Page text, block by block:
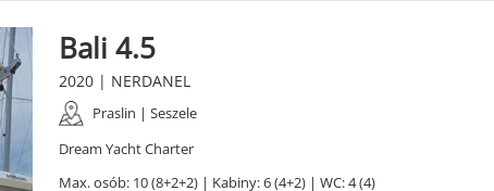
Bali 4.5
2020 | NERDANEL
Praslin | Seszele
Dream Yacht Charter
Max. osób: 10 (8+2+2) | Kabiny: 6 (4+2) | WC: 4 (4)